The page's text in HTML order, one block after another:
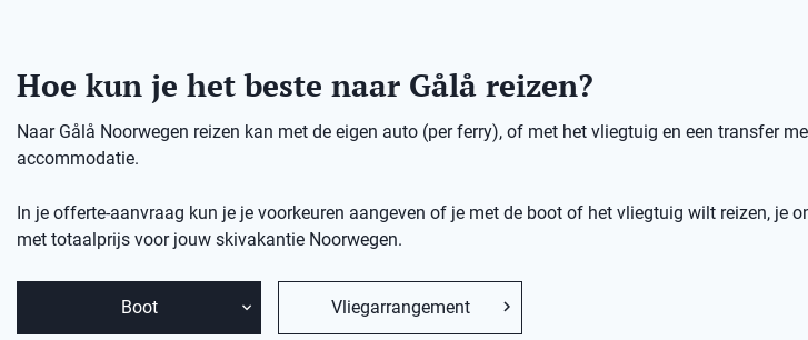
Hoe kun je het beste naar Gålå reizen?
Naar Gålå Noorwegen reizen kan met de eigen auto (per ferry), of met het vliegtuig en een transfer
accommodatie.
In je offerte-aanvraag kun je je voorkeuren aangeven of je met de boot of het vliegtuig wilt reizen, je
met totaalprijs voor jouw skivakantie Noorwegen.
Boot Vliegarrangement